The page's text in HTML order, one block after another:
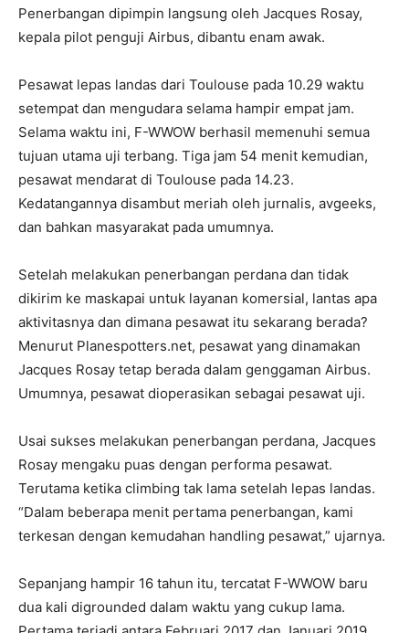
Penerbangan dipimpin langsung oleh Jacques Rosay,
kepala pilot penguji Airbus, dibantu enam awak.
Pesawat lepas landas dari Toulouse pada 10.29 waktu
setempat dan mengudara selama hampir empat jam.
Selama waktu ini, F-WWOW berhasil memenuhi semua
tujuan utama uji terbang. Tiga jam 54 menit kemudian,
pesawat mendarat di Toulouse pada 14.23.
Kedatangannya disambut meriah oleh jurnalis, avgeeks,
dan bahkan masyarakat pada umumnya.
Setelah melakukan penerbangan perdana dan tidak
dikirim ke maskapai untuk layanan komersial, lantas apa
aktivitasnya dan dimana pesawat itu sekarang berada?
Menurut Planespotters.net, pesawat yang dinamakan
Jacques Rosay tetap berada dalam genggaman Airbus.
Umumnya, pesawat dioperasikan sebagai pesawat uji.
Usai sukses melakukan penerbangan perdana, Jacques
Rosay mengaku puas dengan performa pesawat.
Terutama ketika climbing tak lama setelah lepas landas.
“Dalam beberapa menit pertama penerbangan, kami
terkesan dengan kemudahan handling pesawat,” ujarnya.
Sepanjang hampir 16 tahun itu, tercatat F-WWOW baru
dua kali digrounded dalam waktu yang cukup lama.